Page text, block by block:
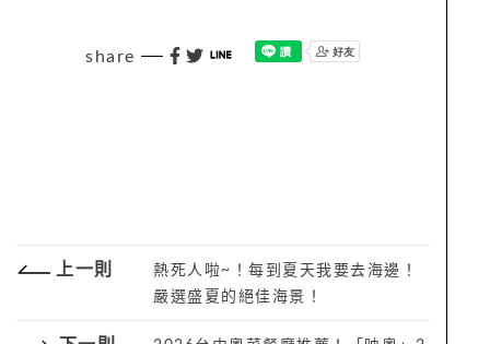
share
上一則
熱死人啦~！每到夏天我要去海邊！
嚴選盛夏的絕佳海景！